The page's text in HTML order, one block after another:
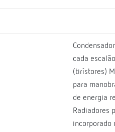
cada
(tirístores)
para
de energia
Radiadores
incorporado